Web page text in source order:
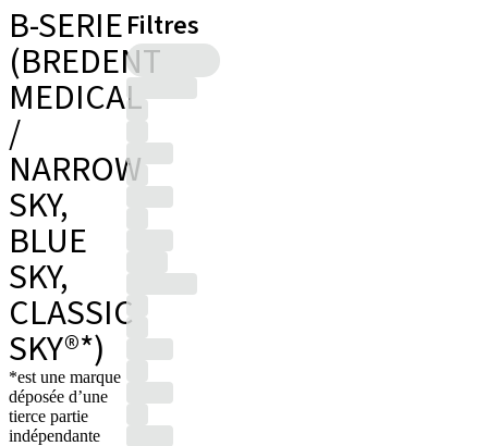
B-SERIE
(BREDENT
MEDICAL
/
NARROW
SKY,
BLUE
SKY,
CLASSIC
SKY®*)
*est une marque
déposée d’une
tierce partie
indépendante
Filtres